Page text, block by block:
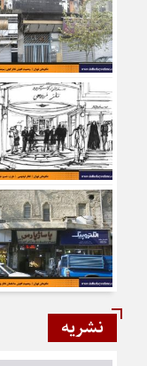
نشریه